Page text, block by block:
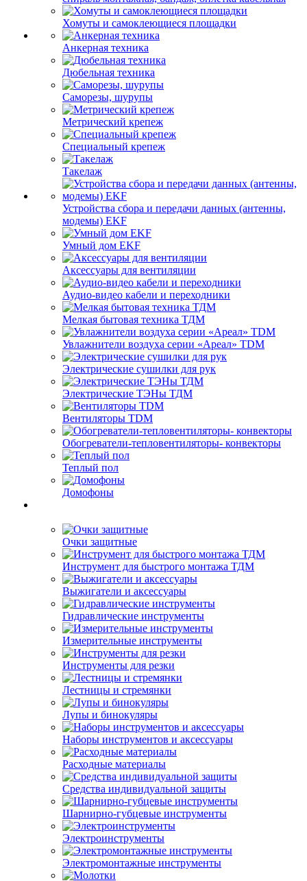
Хомуты и самоклеющиеся площадки
Анкерная техника
Дюбельная техника
Саморезы, шурупы
Метрический крепеж
Специальный крепеж
Такелаж
Устройства сбора и передачи данных (антенны,
модемы) EKF
Умный дом EKF
Аксессуары для вентиляции
Аудио-видео кабели и переходники
Мелкая бытовая техника ТДМ
Увлажнители воздуха серии «Ареал» TDM
Электрические сушилки для рук
Электрические ТЭНы ТДМ
Вентиляторы TDM
Обогреватели-тепловентиляторы- конвекторы
Теплый пол
Домофоны
Очки защитные
Инструмент для быстрого монтажа ТДМ
Выжигатели и аксессуары
Гидравлические инструменты
Измерительные инструменты
Инструменты для резки
Лестницы и стремянки
Лупы и бинокуляры
Наборы инструментов и аксессуары
Расходные материалы
Средства индивидуальной защиты
Шарнирно-губцевые инструменты
Электроинструменты
Электромонтажные инструменты